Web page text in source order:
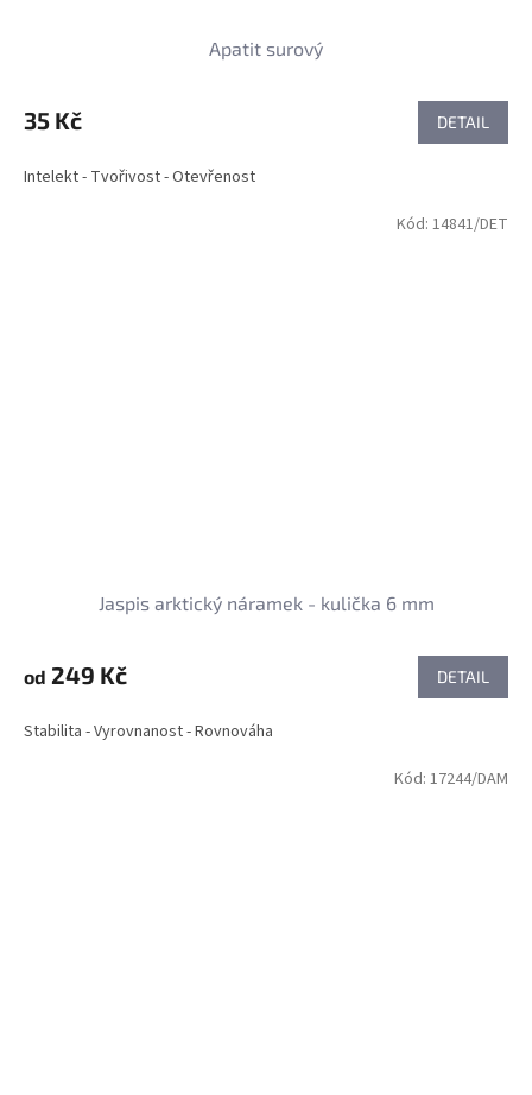
Apatit surový
35 Kč DETAIL
Intelekt - Tvořivost - Otevřenost
Jaspis arktický náramek - kulička 6 mm
od 249 Kč DETAIL
Stabilita - Vyrovnanost - Rovnováha
Kód: 14841/DET
Kód: 17244/DAM